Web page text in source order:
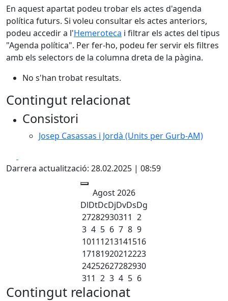
En aquest apartat podeu trobar els actes d'agenda
política futurs. Si voleu consultar els actes anteriors,
podeu accedir a l'Hemeroteca i filtrar els actes del tipus
"Agenda política". Per fer-ho, podeu fer servir els filtres
amb els selectors de la columna dreta de la pàgina.
No s'han trobat resultats.
Contingut relacionat
Consistori
Josep Casassas i Jordà (Units per Gurb-AM)
Darrera actualització: 28.02.2025 | 08:59
Agost 2026
DlDtDcDjDvDsDg
27282930311 2
3 4 5 6 7 8 9
10111213141516
17181920212223
24252627282930
311 2 3 4 5 6
Contingut relacionat